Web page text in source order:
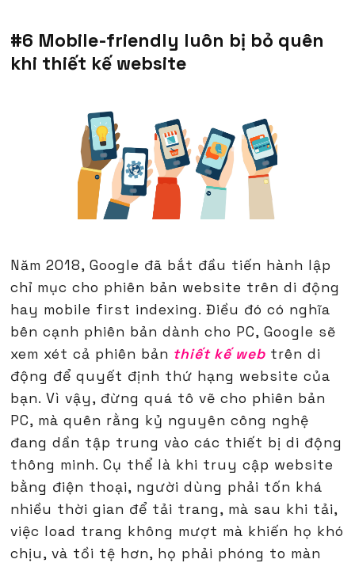
#6 Mobile-friendly luôn bị bỏ quên
khi thiết kế website
Năm 2018, Google đã bắt đầu tiến hành lập
chỉ mục cho phiên bản website trên di động
hay mobile first indexing. Điều đó có nghĩa
bên cạnh phiên bản dành cho PC, Google sẽ
xem xét cả phiên bản thiết kế web trên di
động để quyết định thứ hạng website của
bạn. Vì vậy, đừng quá tô vẽ cho phiên bản
PC, mà quên rằng kỷ nguyên công nghệ
đang dần tập trung vào các thiết bị di động
thông minh. Cụ thể là khi truy cập website
bằng điện thoại, người dùng phải tốn khá
nhiều thời gian để tải trang, mà sau khi tải,
việc load trang không mượt mà khiến họ khó
chịu, và tồi tệ hơn, họ phải phóng to màn